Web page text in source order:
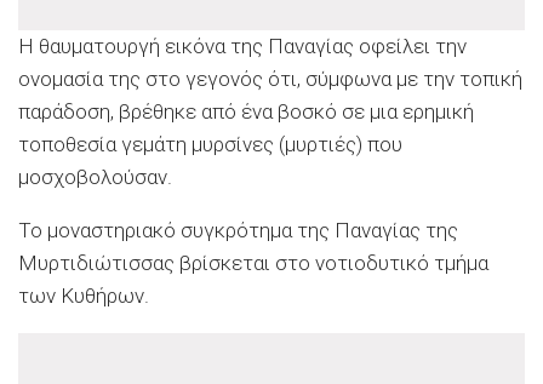
Η θαυματουργή εικόνα της Παναγίας οφείλει την
ονομασία της στο γεγονός ότι, σύμφωνα με την τοπική
παράδοση, βρέθηκε από ένα βοσκό σε μια ερημική
τοποθεσία γεμάτη μυρσίνες (μυρτιές) που
μοσχοβολούσαν.
Το μοναστηριακό συγκρότημα της Παναγίας της
Μυρτιδιώτισσας βρίσκεται στο νοτιοδυτικό τμήμα
των Κυθήρων.